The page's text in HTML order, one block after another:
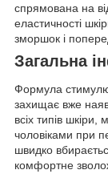
спрямована на
еластичності
зморшок і
Загальна
Формула
захищає вже
всіх типів
чоловіками при
швидко
комфортне